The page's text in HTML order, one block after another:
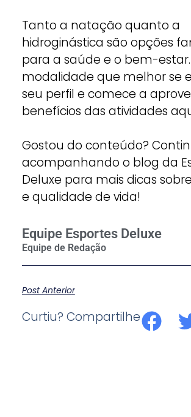
Tanto a natação quanto a
hidroginástica são opções
para a saúde e o bem-estar.
modalidade que melhor se
seu perfil e comece a
benefícios das atividades
Gostou do conteúdo?
acompanhando o blog da
Deluxe para mais dicas
e qualidade de vida!
Equipe Esportes Deluxe
Post Anterior
Curtiu? Compartilhe